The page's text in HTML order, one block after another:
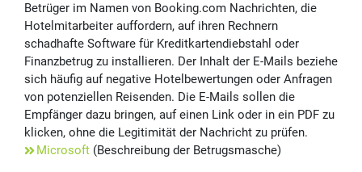
Betrüger im Namen von Booking.com Nachrichten, die
Hotelmitarbeiter auffordern, auf ihren Rechnern
schadhafte Software für Kreditkartendiebstahl oder
Finanzbetrug zu installieren. Der Inhalt der E-Mails beziehe
sich häufig auf negative Hotelbewertungen oder Anfragen
von potenziellen Reisenden. Die E-Mails sollen die
Empfänger dazu bringen, auf einen Link oder in ein PDF zu
klicken, ohne die Legitimität der Nachricht zu prüfen.
Microsoft (Beschreibung der Betrugsmasche)